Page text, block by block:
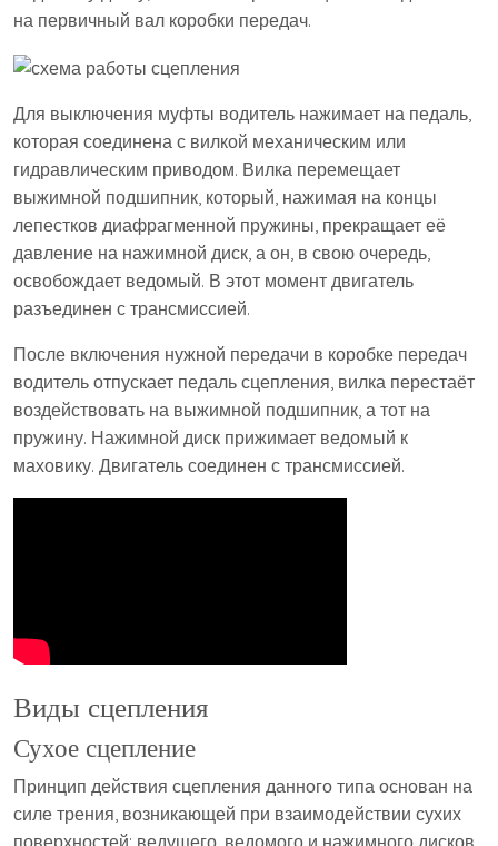
на первичный вал коробки передач.
Для выключения муфты водитель нажимает на педаль,
которая соединена с вилкой механическим или
гидравлическим приводом. Вилка перемещает
выжимной подшипник, который, нажимая на концы
лепестков диафрагменной пружины, прекращает её
давление на нажимной диск, а он, в свою очередь,
освобождает ведомый. В этот момент двигатель
разъединен с трансмиссией.
После включения нужной передачи в коробке передач
водитель отпускает педаль сцепления, вилка перестаёт
воздействовать на выжимной подшипник, а тот на
пружину. Нажимной диск прижимает ведомый к
маховику. Двигатель соединен с трансмиссией.
Виды сцепления
Сухое сцепление
Принцип действия сцепления данного типа основан на
силе трения, возникающей при взаимодействии сухих
поверхностей: ведущего, ведомого и нажимного дисков.